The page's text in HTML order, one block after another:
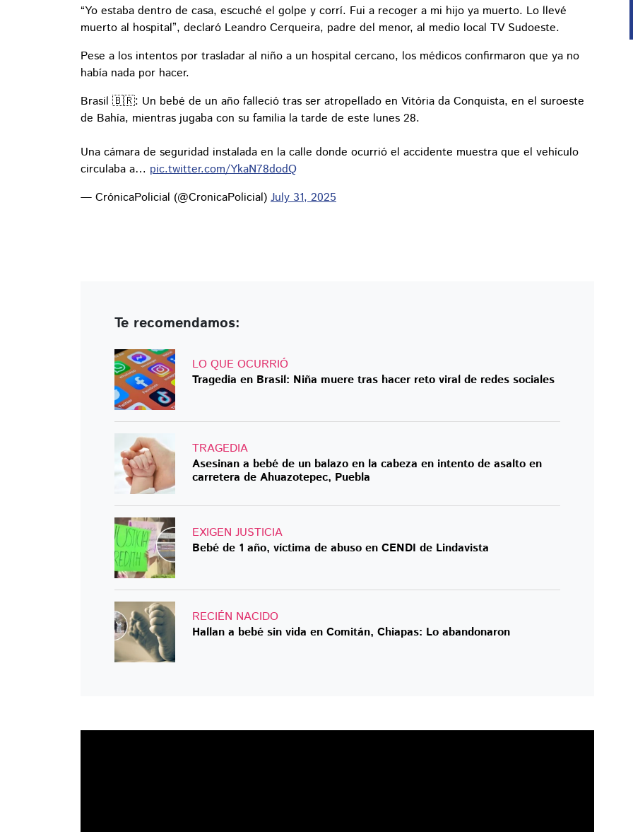
“Yo estaba dentro de casa, escuché el golpe y corrí. Fui a recoger a mi hijo ya muerto. Lo llevé
muerto al hospital”, declaró Leandro Cerqueira, padre del menor, al medio local TV Sudoeste.
Pese a los intentos por trasladar al niño a un hospital cercano, los médicos confirmaron que ya no
había nada por hacer.
Brasil 🇧🇷: Un bebé de un año falleció tras ser atropellado en Vitória da Conquista, en el suroeste
de Bahía, mientras jugaba con su familia la tarde de este lunes 28.
Una cámara de seguridad instalada en la calle donde ocurrió el accidente muestra que el vehículo
circulaba a… pic.twitter.com/YkaN78dodQ
— CrónicaPolicial (@CronicaPolicial) July 31, 2025
Te recomendamos:
LO QUE OCURRIÓ
Tragedia en Brasil: Niña muere tras hacer reto viral de redes sociales
TRAGEDIA
Asesinan a bebé de un balazo en la cabeza en intento de asalto en
carretera de Ahuazotepec, Puebla
EXIGEN JUSTICIA
Bebé de 1 año, víctima de abuso en CENDI de Lindavista
RECIÉN NACIDO
Hallan a bebé sin vida en Comitán, Chiapas: Lo abandonaron